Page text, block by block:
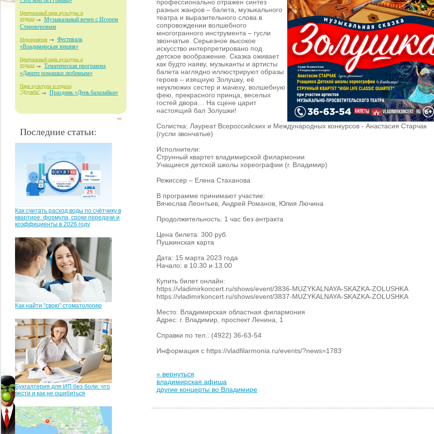
Центральный парк культуры и
отдыха
Музыкальный вечер с Игорем
Староверовым
Мероприятия
Фестиваль
«Владимирская вишня»
Центральный парк культуры и
отдыха
Тематическая программа
«Дарите ромашки любимым»
Парк культуры и отдыха
"Дружба" Праздник «День балалайки»
Последние статьи:
Как считать расход воды по счётчику в
квартире: формула, сроки передачи и
коэффициенты в 2026 году
Как найти "свою" стоматологию
Бухгалтерия для ИП без боли: что
вести и как не ошибиться
профессионально отражен синтез
разных жанров – балета, музыкального
театра и выразительного слова в
сопровождении волшебного
многогранного инструмента – гусли
звончатые. Серьезное высокое
искусство интерпретировано под
детское воображение. Сказка оживает
как будто наяву, музыканты и артисты
балета наглядно иллюстрируют образы
героев – изящную Золушку, её
неуклюжих сестер и мачеху, волшебную
фею, прекрасного принца, веселых
гостей двора… На сцене царит
настоящий бал Золушки!
Солистка: Лауреат Всероссийских и Международных конкурсов - Анастасия Старчак
(гусли звончатые)
Исполнители:
Струнный квартет владимирской филармонии
Учащиеся детской школы хореографии (г. Владимир)
Режиссер – Елена Стаханова
В программе принимают участие:
Вячеслав Леонтьев, Андрей Романов, Юлия Лючина
Продолжительность: 1 час без антракта
Цена билета: 300 руб.
Пушкинская карта
Дата: 15 марта 2023 года
Начало: в 10.30 и 13.00
Купить билет онлайн:
https://vladimirkoncert.ru/shows/event/3836-MUZYKALNAYA-SKAZKA-ZOLUSHKA
https://vladimirkoncert.ru/shows/event/3837-MUZYKALNAYA-SKAZKA-ZOLUSHKA
Место: Владимирская областная филармония
Адрес: г. Владимир, проспект Ленина, 1
Справки по тел.: (4922) 36-63-54
Информация с https://vladfilarmonia.ru/events/?news=1783
« вернуться
владимирская афиша
другие концерты во Владимире